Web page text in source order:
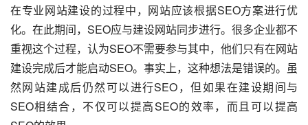
在专业网站建设的过程中，网站应该根据SEO方案进行优
化。在此期间，SEO应与建设网站同步进行。很多企业都不
重视这个过程，认为SEO不需要参与其中，他们只有在网站
建设完成后才能启动SEO。事实上，这种想法是错误的。虽
然网站建成后仍然可以进行SEO，但如果在建设期间与
SEO相结合，不仅可以提高SEO的效率，而且可以提高